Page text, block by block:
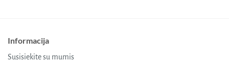
Informacija
Susisiekite su mumis